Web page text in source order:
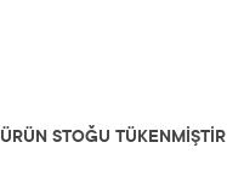
ÜRÜN STOĞU TÜKENMİŞTİR